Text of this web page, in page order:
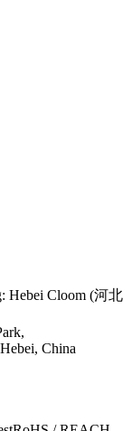
Hebei Cloom (河北
China